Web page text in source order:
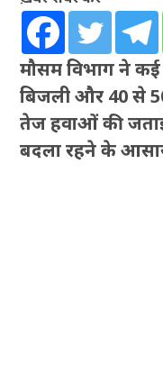
मौसम विभाग ने
बिजली और 40 से
तेज हवाओं की
बदला रहने के